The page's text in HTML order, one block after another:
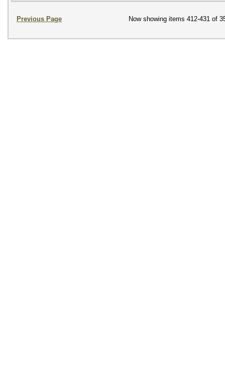
Previous Page Now showing items 412-431 of